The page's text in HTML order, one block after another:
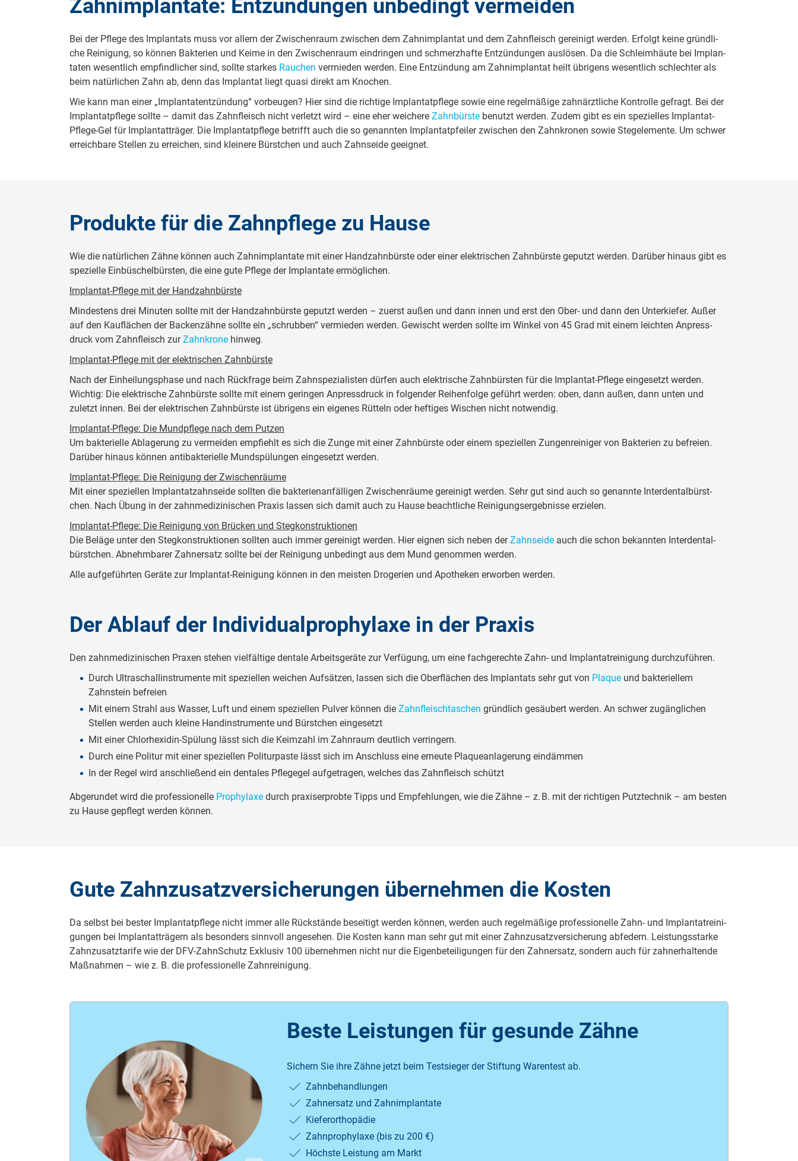
Zahnimplantate: Entzündungen unbedingt vermeiden
Bei der Pflege des Im­plan­tats muss vor allem der Zwi­schen­raum zwischen dem Zahn­im­plan­tat und dem Zahnfleisch ge­rei­nigt werden. Erfolgt keine gründ­li­
che Rei­ni­gung, so können Bak­te­ri­en und Keime in den Zwi­schen­raum ein­drin­gen und schmerz­haf­te Ent­zün­dun­gen aus­lö­sen. Da die Schleim­häu­te bei Im­plan­
ta­ten we­sent­lich emp­find­li­cher sind, sollte starkes Rauchen ver­mie­den werden. Eine Ent­zün­dung am Zahn­im­plan­tat heilt üb­ri­gens we­sent­lich schlechter als
beim na­tür­li­chen Zahn ab, denn das Im­plan­tat liegt quasi direkt am Knochen.
Wie kann man einer „Im­plan­tatentzündung“ vor­beu­gen? Hier sind die rich­ti­ge Im­plan­tat­pfle­ge sowie eine re­gel­mä­ßi­ge zahn­ärzt­li­che Kon­trol­le gefragt. Bei der
Im­plan­tat­pfle­ge sollte – damit das Zahnfleisch nicht verletzt wird – eine eher wei­che­re Zahn­bürs­te benutzt werden. Zudem gibt es ein spe­zi­el­les Im­plan­tat-
Pflege-Gel für Im­plan­tat­trä­ger. Die Im­plan­tat­pfle­ge betrifft auch die so ge­nann­ten Im­plan­tat­pfei­ler zwischen den Zahn­kro­nen sowie Ste­ge­le­men­te. Um schwer
er­reich­ba­re Stellen zu er­rei­chen, sind klei­ne­re Bürstchen und auch Zahn­sei­de ge­eig­net.
Produkte für die Zahnpflege zu Hause
Wie die na­tür­li­chen Zähne können auch Zahn­im­plan­ta­te mit einer Hand­zahn­bürs­te oder einer elek­tri­schen Zahn­bürs­te geputzt werden. Darüber hinaus gibt es
spe­zi­el­le Ein­bü­schel­bürs­ten, die eine gute Pflege der Im­plan­ta­te er­mög­li­chen.
Im­plan­tat-Pflege mit der Hand­zahn­bürs­te
Min­des­tens drei Mi­nu­ten sollte mit der Hand­zahn­bürs­te geputzt werden – zuerst außen und dann innen und erst den Ober- und dann den Un­ter­kie­fer. Außer
auf den Kau­flä­chen der Ba­cken­zäh­ne sollte ein „schrubben“ ver­mie­den werden. Gewischt werden sollte im Winkel von 45 Grad mit einem leichten An­press­
druck vom Zahnfleisch zurZahn­kro­ne hinweg.
Im­plan­tat-Pflege mit der elek­tri­schen Zahn­bürs­te
Nach der Ein­hei­lungs­pha­se und nach Rü­ck­fra­ge beim Zahn­spe­zi­a­lis­ten dürfen auch elek­tri­sche Zahn­bürs­ten für die Im­plan­tat-Pflege ein­ge­setzt werden.
Wichtig: Die elek­tri­sche Zahn­bürs­te sollte mit einem ge­rin­gen An­press­druck in fol­gen­der Rei­hen­fol­ge geführt werden: oben, dann außen, dann unten und
zuletzt innen. Bei der elek­tri­schen Zahn­bürs­te ist üb­ri­gens ein ei­ge­nes Rütteln oder hef­ti­ges Wischen nicht not­wen­dig.
Im­plan­tat-Pflege: Die Mund­pfle­ge nach dem Putzen
Um bak­te­ri­el­le Abla­ge­rung zu ver­mei­den empfiehlt es sich die Zunge mit einer Zahn­bürs­te oder einem spe­zi­el­len Zun­gen­rei­ni­ger von Bak­te­ri­en zu be­frei­en.
Darüber hinaus können antibak­te­ri­el­le Mund­spü­lun­gen ein­ge­setzt werden.
Im­plan­tat-Pflege: Die Rei­ni­gung der Zwi­schen­räu­me
Mit einer spe­zi­el­len Im­plan­tat­zahn­sei­de sollten die bak­te­rie­n­an­fäl­li­gen Zwi­schen­räu­me ge­rei­nigt werden. Sehr gut sind auch so ge­nann­te In­ter­den­tal­bürst­
chen. Nach Übung in der zahn­me­di­zi­ni­schen Praxis lassen sich damit auch zu Hause be­acht­li­che Reinigungsergebnisse erzielen.
Im­plan­tat-Pflege: Die Rei­ni­gung von Brücken und Steg­kon­struk­ti­o­nen
Die Be­lä­ge unter den Steg­kon­struk­ti­o­nen sollten auch immer ge­rei­nigt werden. Hier eignen sich neben derZahn­sei­de auch die schon be­kann­ten In­ter­den­tal­
bürst­chen. Ab­nehm­ba­rer Zah­n­er­satz sollte bei der Rei­ni­gung un­be­dingt aus dem Mund ge­nom­men werden.
Alle auf­ge­führ­ten Ge­rä­te zur Im­plan­tat-Rei­ni­gung können in den meisten Dro­ge­ri­en und Apo­the­ken er­wor­ben werden.
Der Ablauf der Individualprophylaxe in der Praxis
Den zahnmedi­zi­ni­schen Praxen stehen viel­fäl­ti­ge den­ta­le Ar­beits­ge­rä­te zur Ver­fü­gung, um eine fach­ge­rech­te Zahn- und Im­plan­tat­rei­ni­gung durch­zu­füh­ren.
Durch Ultra­schall­in­stru­men­te mit spe­zi­el­len weichen Auf­sät­zen, lassen sich die Ober­flä­chen des Im­plan­tats sehr gut von Plaque und bak­te­ri­el­lem
Zahnstein be­frei­en
Mit einem Strahl aus Wasser, Luft und einem spe­zi­el­len Pulver können die Zahn­fleisch­ta­schen gründlich ge­säu­bert werden. An schwer zu­gäng­li­chen
Stellen werden auch kleine Hand­in­stru­men­te und Bürstchen ein­ge­setzt
Mit einer Chlorhexi­din-Spülung lässt sich die Keimzahl im Zahnraum deutlich ver­rin­gern.
Durch eine Politur mit einer spe­zi­el­len Po­li­turpaste lässt sich im Anschluss eine er­neu­te Plaque­an­la­ge­rung ein­däm­men
In der Regel wird an­schlie­ßend ein den­ta­les Pfle­ge­gel auf­ge­tra­gen, welches das Zahnfleisch schützt
Abgerundet wird die professi­o­nel­le Pro­phy­la­xe durch pra­xi­ser­prob­te Tipps und Emp­feh­lun­gen, wie die Zähne – z. B. mit der rich­ti­gen Putz­tech­nik – am besten
zu Hause gepflegt werden können.
Gute Zahnzusatzversicherungen übernehmen die Kosten
Da selbst bei bester Im­plan­tat­pfle­ge nicht immer alle Rück­stän­de be­sei­tigt werden können, werden auch re­gel­mä­ßi­ge pro­fes­si­o­nel­le Zahn- und Im­plan­tat­rei­ni­
gun­gen bei Im­plan­tat­trä­gern als be­son­ders sinnvoll an­ge­se­hen. Die Kosten kann man sehr gut mit einer Zahn­zu­satz­ver­si­che­rung ab­fe­dern. Leis­tungs­star­ke
Zahn­zu­satz­ta­ri­fe wie der DFV-ZahnSchutz Ex­klu­siv 100 über­neh­men nicht nur die Ei­gen­be­tei­li­gun­gen für den Zah­n­er­satz, sondern auch für zah­ner­hal­ten­de
Maß­nah­men – wie z. B. die pro­fes­si­o­nel­le Zahn­rei­ni­gung.
Beste Leistungen für gesunde Zähne
Sichern Sie ihre Zähne jetzt beim Testsieger der Stiftung Warentest ab.
Zahnbehandlungen
Zahnersatz und Zahnimplantate
Kieferorthopädie
Zahnprophylaxe (bis zu 200 €)
Höchste Leistung am Markt